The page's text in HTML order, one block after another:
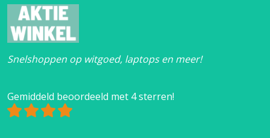
Snelshoppen op witgoed, laptops en meer!
Gemiddeld beoordeeld met 4 sterren!